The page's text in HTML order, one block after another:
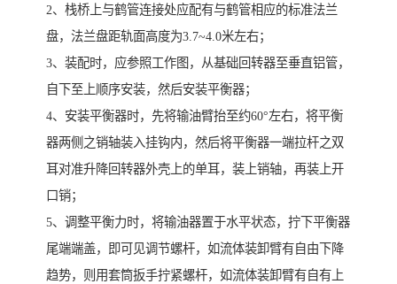
2、栈桥上与鹤管连接处应配有与鹤管相应的标准法兰
盘，法兰盘距轨面高度为3.7~4.0米左右；
3、装配时，应参照工作图，从基础回转器至垂直铝管，
自下至上顺序安装，然后安装平衡器；
4、安装平衡器时，先将输油臂抬至约60°左右，将平衡
器两侧之销轴装入挂钩内，然后将平衡器一端拉杆之双
耳对准升降回转器外壳上的单耳，装上销轴，再装上开
口销；
5、调整平衡力时，将输油器置于水平状态，拧下平衡器
尾端端盖，即可见调节螺杆，如流体装卸臂有自由下降
趋势，则用套筒扳手拧紧螺杆，如流体装卸臂有自有上